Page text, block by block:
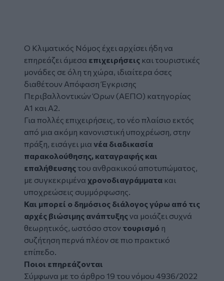
Ο Κλιματικός Νόμος έχει αρχίσει ήδη να
επηρεάζει άμεσα επιχειρήσεις και τουριστικές
μονάδες σε όλη τη χώρα, ιδιαίτερα όσες
διαθέτουν Απόφαση Έγκρισης
Περιβαλλοντικών Όρων (ΑΕΠΟ) κατηγορίας
Α1 και Α2.
Για πολλές επιχειρήσεις, το νέο πλαίσιο εκτός
από μια ακόμη κανονιστική υποχρέωση, στην
πράξη, εισάγει μια νέα διαδικασία
παρακολούθησης, καταγραφής και
επαλήθευσηςτου ανθρακικού αποτυπώματος,
με συγκεκριμένα χρονοδιαγράμματα και
υποχρεώσεις συμμόρφωσης.
Και μπορεί ο δημόσιος διάλογος γύρω από τις
αρχές βιώσιμης ανάπτυξηςνα μοιάζει συχνά
θεωρητικός, ωστόσο στον τουρισμό η
συζήτηση περνά πλέον σε πιο πρακτικό
επίπεδο.
Ποιοι επηρεάζονται
Σύμφωνα με το άρθρο 19 του νόμου 4936/2022